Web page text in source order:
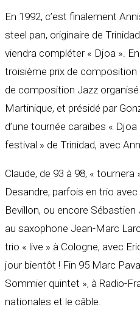
En 1992, c’est finalement
steel pan, originaire de
viendra compléter « Djoa ».
troisième prix de
de composition Jazz
Martinique, et présidé par
d’une tournée caraïbes «
festival » de Trinidad, avec
Claude, de 93 à 98, «
Desandre, parfois en trio
Bevillon, ou encore
au saxophone Jean-Marc
trio « live » à Cologne, avec
jour bientôt ! Fin 95 Marc
Sommier quintet », à Radio-
nationales et le câble.